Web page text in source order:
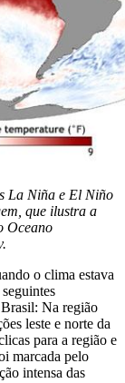
La Niña e El Niño
que ilustra a
Oceano
o clima estava
Na região
leste e norte da
para a região e
marcada pelo
intensa das